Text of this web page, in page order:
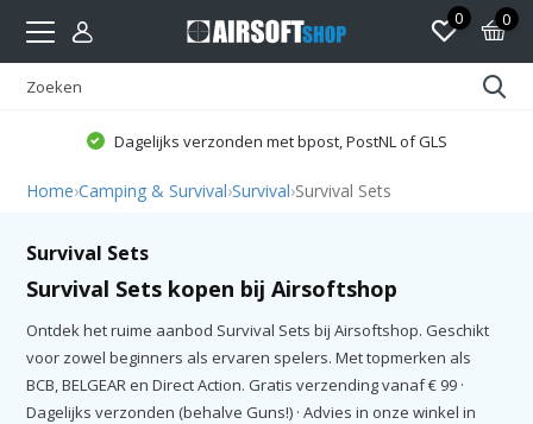
0 0
Dagelijks verzonden met bpost, PostNL of GLS
Home›Camping & Survival›Survival›Survival Sets
Survival Sets
Survival Sets kopen bij Airsoftshop
Ontdek het ruime aanbod Survival Sets bij Airsoftshop. Geschikt
voor zowel beginners als ervaren spelers. Met topmerken als
BCB, BELGEAR en Direct Action. Gratis verzending vanaf € 99 ·
Dagelijks verzonden (behalve Guns!) · Advies in onze winkel in